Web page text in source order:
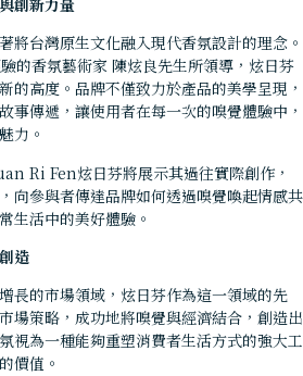
將台灣原生文化融入現代香氛設計的理念。
的香氛藝術家 陳炫良先生所領導，炫日芬
的高度。品牌不僅致力於產品的美學呈現，
事傳遞，讓使用者在每一次的嗅覺體驗中，
力。
Ri Fen炫日芬將展示其過往實際創作，
向參與者傳達品牌如何透過嗅覺喚起情感共
生活中的美好體驗。
造
長的市場領域，炫日芬作為這一領域的先
場策略，成功地將嗅覺與經濟結合，創造出
視為一種能夠重塑消費者生活方式的強大工
價值。